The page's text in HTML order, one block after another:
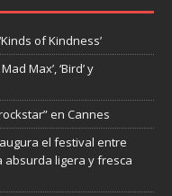
of Kindness’
Max’, ‘Bird’ y
en Cannes
el festival entre
absurda ligera y fresca